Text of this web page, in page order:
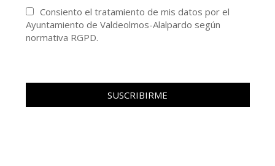
Consiento el tratamiento de mis datos por el
Ayuntamiento de Valdeolmos-Alalpardo según
normativa RGPD.